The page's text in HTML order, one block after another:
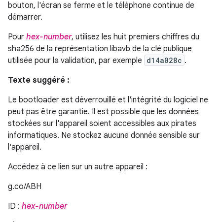
bouton, l'écran se ferme et le téléphone continue de
démarrer.
Pour hex-number, utilisez les huit premiers chiffres du
sha256 de la représentation libavb de la clé publique
utilisée pour la validation, par exemple d14a028c .
Texte suggéré :
Le bootloader est déverrouillé et l'intégrité du logiciel ne
peut pas être garantie. Il est possible que les données
stockées sur l'appareil soient accessibles aux pirates
informatiques. Ne stockez aucune donnée sensible sur
l'appareil.
Accédez à ce lien sur un autre appareil :
g.co/ABH
ID : hex-number